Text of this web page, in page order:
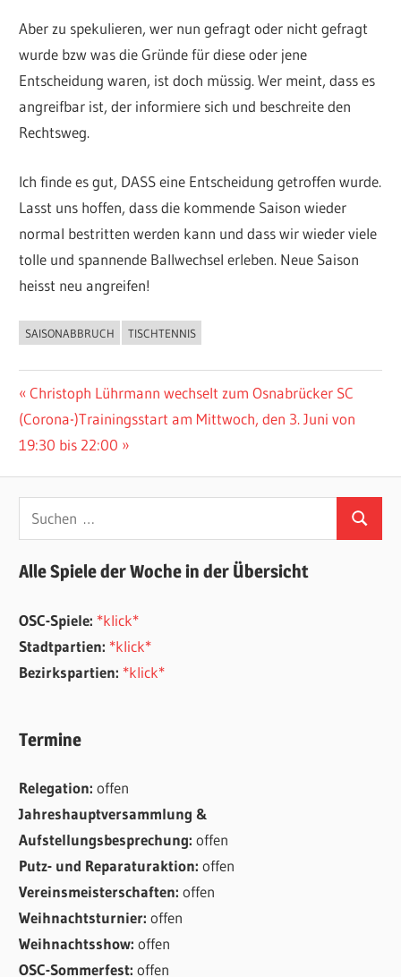
Aber zu spekulieren, wer nun gefragt oder nicht gefragt
wurde bzw was die Gründe für diese oder jene
Entscheidung waren, ist doch müssig. Wer meint, dass es
angreifbar ist, der informiere sich und beschreite den
Rechtsweg.
Ich finde es gut, DASS eine Entscheidung getroffen wurde.
Lasst uns hoffen, dass die kommende Saison wieder
normal bestritten werden kann und dass wir wieder viele
tolle und spannende Ballwechsel erleben. Neue Saison
heisst neu angreifen!
ALLGEMEIN
SAISONABBRUCH TISCHTENNIS
Beitragsnavigation
Vorheriger
Beitrag:
Christoph Lührmann wechselt zum Osnabrücker SC
Nächster
Beitrag:
(Corona-)Trainingsstart am Mittwoch, den 3. Juni von
19:30 bis 22:00
Suchen
nach:
Suchen
Alle Spiele der Woche in der Übersicht
OSC-Spiele: *klick*
Stadtpartien: *klick*
Bezirkspartien: *klick*
Termine
Relegation:offen
Jahreshauptversammlung &
Aufstellungsbesprechung:offen
Putz- und Reparaturaktion:offen
Vereinsmeisterschaften:offen
Weihnachtsturnier:offen
Weihnachtsshow:offen
OSC-Sommerfest:offen